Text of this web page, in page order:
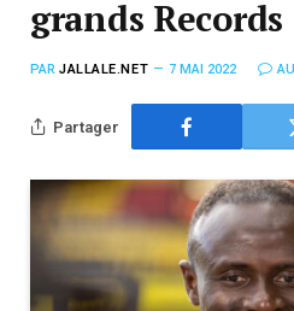
grands Records
PAR JALLALE.NET 7 MAI 2022
Partager